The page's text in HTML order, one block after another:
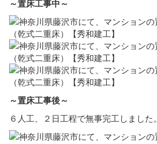
～置床工事中 ～
～置床工事後～
６人工、２日工程で無事完工しました。